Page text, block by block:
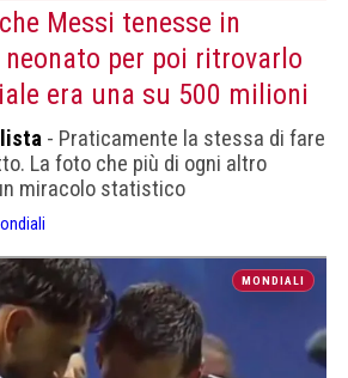
Messi tenesse in
per poi ritrovarlo
era una su 500 milioni
- Praticamente la stessa di fare
La foto che più di ogni altro
miracolo statistico
MONDIALI